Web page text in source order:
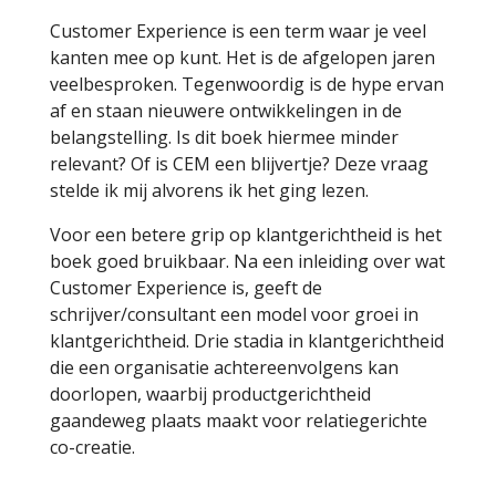
Customer Experience is een term waar je veel
kanten mee op kunt. Het is de afgelopen jaren
veelbesproken. Tegenwoordig is de hype ervan
af en staan nieuwere ontwikkelingen in de
belangstelling. Is dit boek hiermee minder
relevant? Of is CEM een blijvertje? Deze vraag
stelde ik mij alvorens ik het ging lezen.
Voor een betere grip op klantgerichtheid is het
boek goed bruikbaar. Na een inleiding over wat
Customer Experience is, geeft de
schrijver/consultant een model voor groei in
klantgerichtheid. Drie stadia in klantgerichtheid
die een organisatie achtereenvolgens kan
doorlopen, waarbij productgerichtheid
gaandeweg plaats maakt voor relatiegerichte
co-creatie.